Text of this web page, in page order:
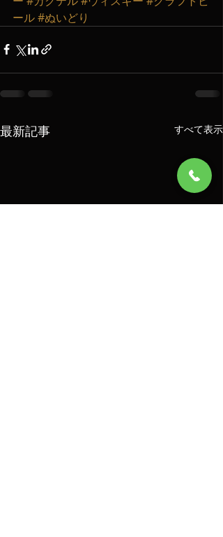
ール#ぬいどり
最新記事 すべて表示